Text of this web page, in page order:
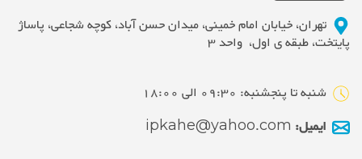
تهران، خیابان امام خمینی، میدان حسن آباد، کوچه شجاعی، پاساژ
پایتخت، طبقه ی اول، واحد 3
شنبه تا پنجشنبه: 09:30 الی 18:00
ایمیل: